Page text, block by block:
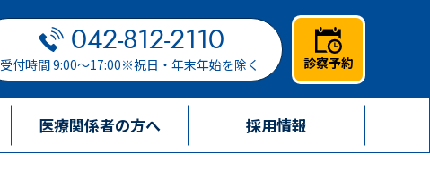
042-812-2110
受付時間 9:00～17:00※祝日・年末年始を除く 診察予約
医療関係者の方へ 採用情報